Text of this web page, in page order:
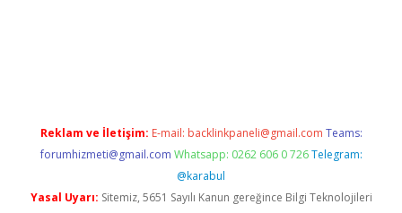
Reklam ve İletişim: E-mail: backlinkpaneli@gmail.com Teams:
forumhizmeti@gmail.com Whatsapp: 0262 606 0 726 Telegram:
@karabul
Yasal Uyarı: Sitemiz, 5651 Sayılı Kanun gereğince Bilgi Teknolojileri